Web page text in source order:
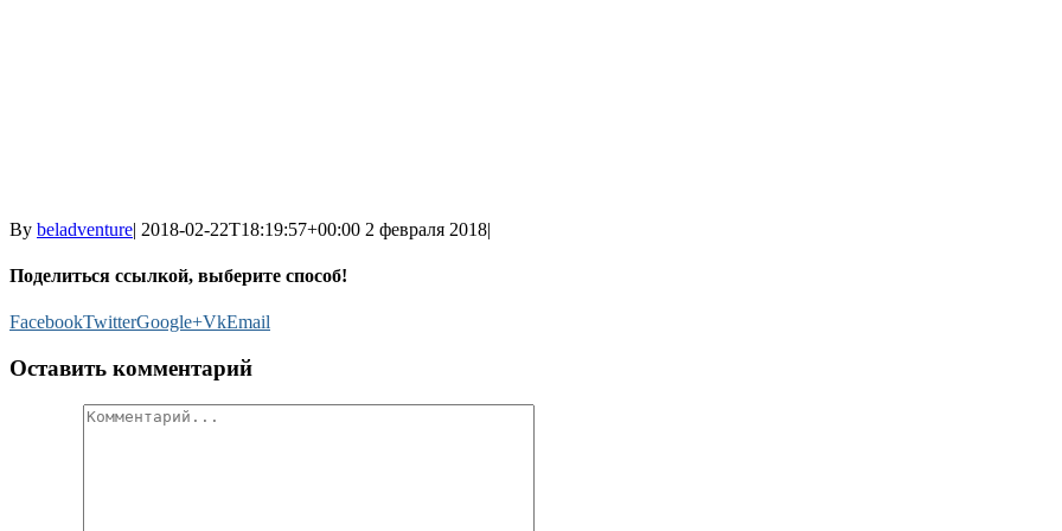
By beladventure| 2018-02-22T18:19:57+00:00 2 февраля 2018|
Поделиться ссылкой, выберите способ!
FacebookTwitterGoogle+VkEmail
Оставить комментарий